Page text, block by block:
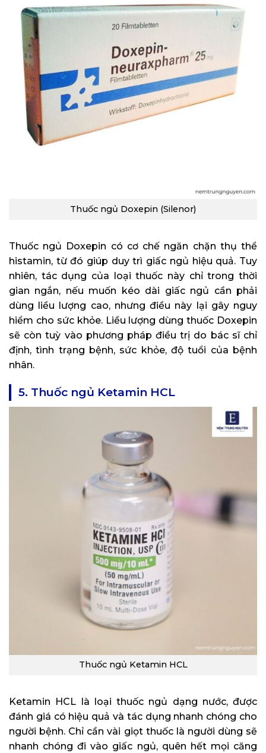
Thuốc ngủ Doxepin (Silenor)
Thuốc ngủ Doxepin có cơ chế ngăn chặn thụ thể
histamin, từ đó giúp duy trì giấc ngủ hiệu quả. Tuy
nhiên, tác dụng của loại thuốc này chỉ trong thời
gian ngắn, nếu muốn kéo dài giấc ngủ cần phải
dùng liều lượng cao, nhưng điều này lại gây nguy
hiểm cho sức khỏe. Liều lượng dùng thuốc Doxepin
sẽ còn tuỳ vào phương pháp điều trị do bác sĩ chỉ
định, tình trạng bệnh, sức khỏe, độ tuổi của bệnh
nhân.
5. Thuốc ngủ Ketamin HCL
Thuốc ngủ Ketamin HCL
Ketamin HCL là loại thuốc ngủ dạng nước, được
đánh giá có hiệu quả và tác dụng nhanh chóng cho
người bệnh. Chỉ cần vài giọt thuốc là người dùng sẽ
nhanh chóng đi vào giấc ngủ, quên hết mọi căng